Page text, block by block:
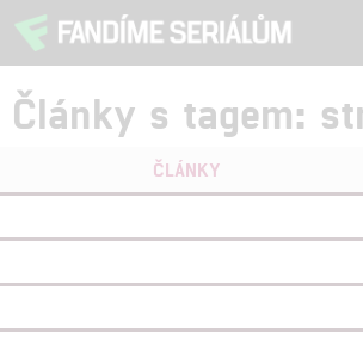
Články s tagem:
ČLÁNKY